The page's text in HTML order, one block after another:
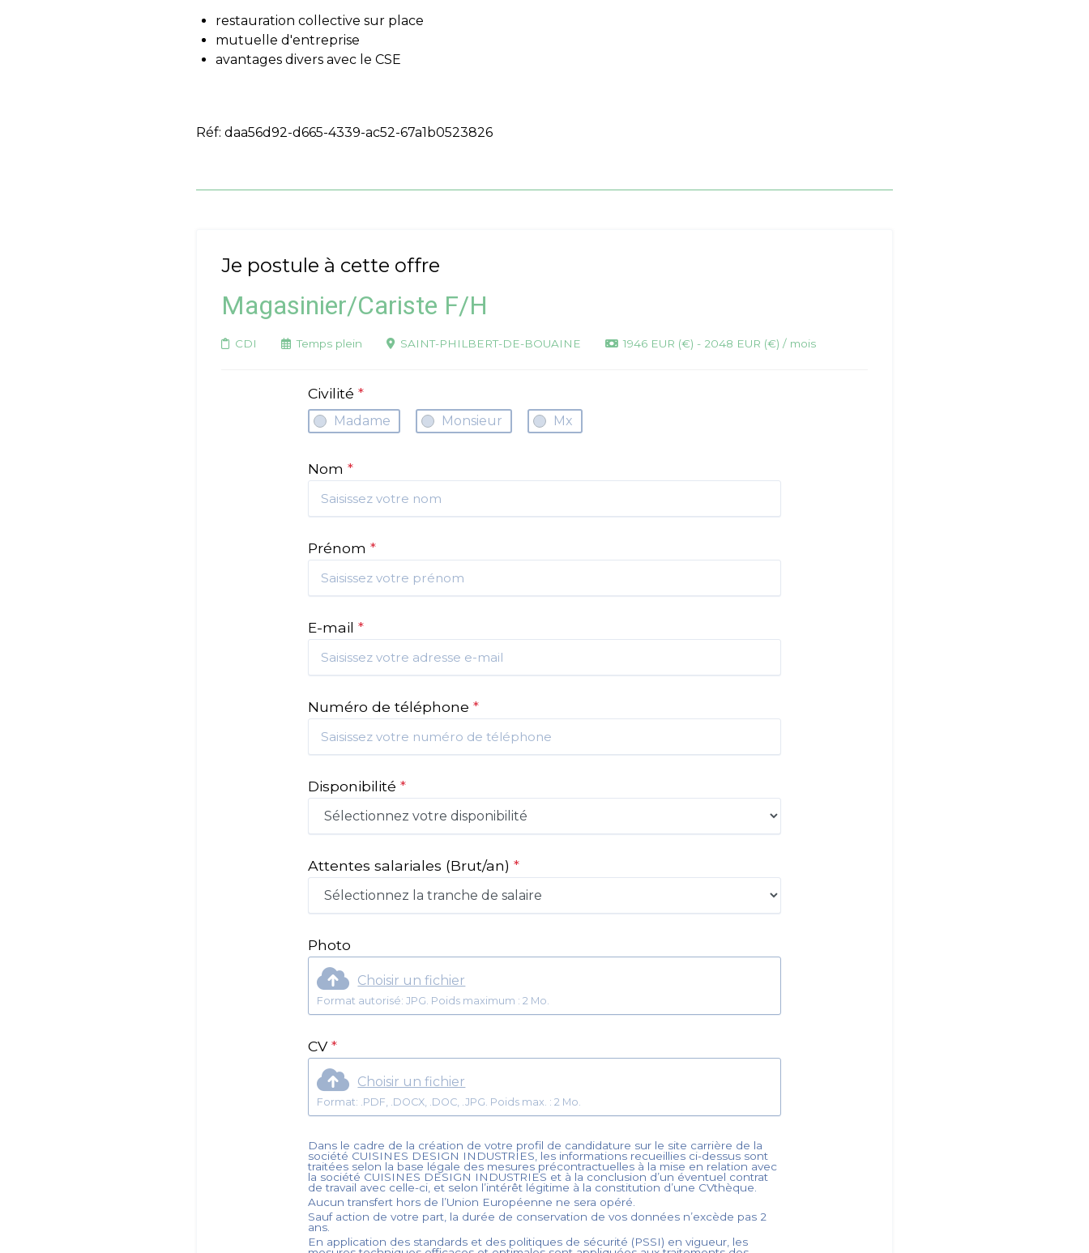
restauration collective sur place
mutuelle d'entreprise
avantages divers avec le CSE
Réf: daa56d92-d665-4339-ac52-67a1b0523826
Je postule à cette offre
Magasinier/Cariste F/H
CDI Temps plein SAINT-PHILBERT-DE-BOUAINE 1946 EUR (€) - 2048 EUR (€) / mois
Civilité*
Madame Monsieur Mx
Nom*
Prénom*
E-mail*
Numéro de téléphone*
Disponibilité*
Attentes salariales (Brut/an) *
Photo
Choisir un fichier
Format autorisé: JPG. Poids maximum : 2 Mo.
CV*
Choisir un fichier
Format: .PDF, .DOCX, .DOC, .JPG. Poids max. : 2 Mo.
Dans le cadre de la création de votre profil de candidature sur le site carrière de la
société CUISINES DESIGN INDUSTRIES , les informations recueillies ci-dessus sont
traitées selon la base légale des mesures précontractuelles à la mise en relation avec
la société CUISINES DESIGN INDUSTRIES et à la conclusion d’un éventuel contrat
de travail avec celle-ci, et selon l’intérêt légitime à la constitution d’une CVthèque.
Aucun transfert hors de l’Union Européenne ne sera opéré.
Sauf action de votre part, la durée de conservation de vos données n’excède pas 2
ans.
En application des standards et des politiques de sécurité (PSSI) en vigueur, les